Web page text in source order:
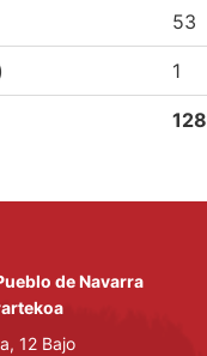
53
1
128
de Navarra
12 Bajo